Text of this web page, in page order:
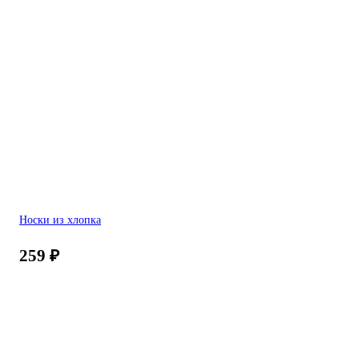
Носки из хлопка
259 ₽